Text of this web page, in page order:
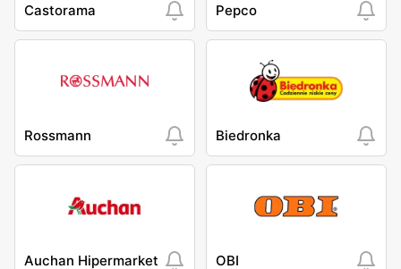
Castorama Pepco
Rossmann Biedronka
Auchan Hipermarket OBI